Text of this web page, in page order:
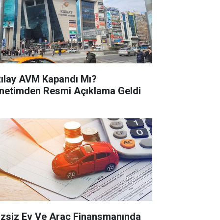
AVM Kapandı Mı?
Resmi Açıklama Geldi
Ev Ve Araç Finansmanında